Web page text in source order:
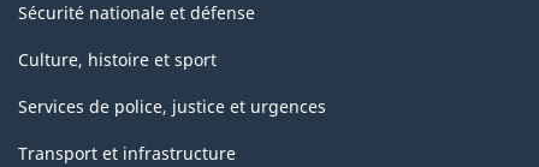
Sécurité nationale et défense
Culture, histoire et sport
Services de police, justice et urgences
Transport et infrastructure